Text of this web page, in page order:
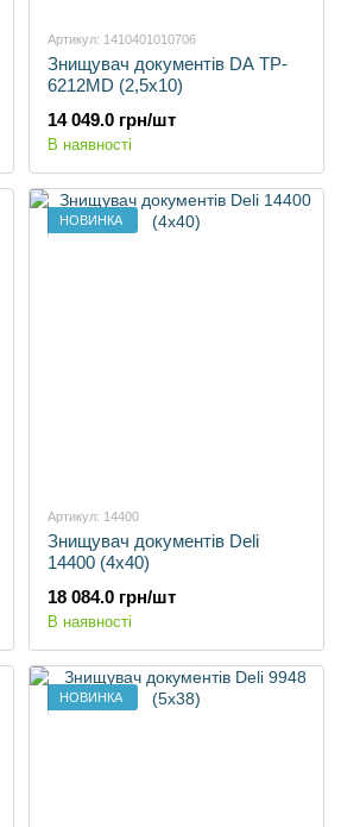
Артикул: 1410401010706
Знищувач документів DA TP-
6212MD (2,5х10)
14 049.0 грн/шт
В наявності
НОВИНКА
Артикул: 14400
Знищувач документів Deli
14400 (4x40)
18 084.0 грн/шт
В наявності
НОВИНКА